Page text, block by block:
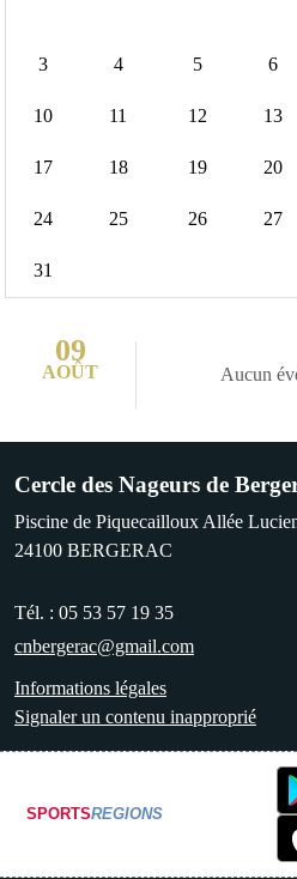
3 4 5 6
10 11 12 13
17 18 19 20
24 25 26 27
31
09
AOÛT Aucun
Cercle des Nageurs de
Piscine de Piquecailloux Allée
24100 BERGERAC
Tél. : 05 53 57 19 35
cnbergerac@gmail.com
Informations légales
Signaler un contenu inapproprié
SPORTSREGIONS